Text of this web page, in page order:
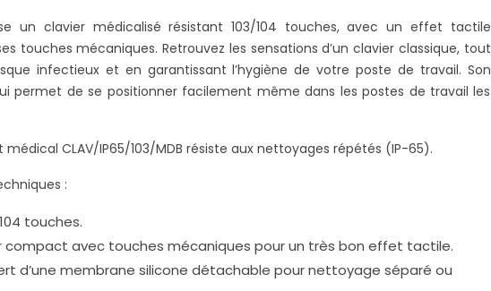
un clavier médicalisé résistant 103/104 touches, avec un effet tactile
touches mécaniques. Retrouvez les sensations d’un clavier classique, tout
infectieux et en garantissant l’hygiène de votre poste de travail. Son
permet de se positionner facilement même dans les postes de travail les
CLAV/IP65/103/MDB résiste aux nettoyages répétés (IP-65).
:
touches.
compact avec touches mécaniques pour un très bon effet tactile.
d’une membrane silicone détachable pour nettoyage séparé ou